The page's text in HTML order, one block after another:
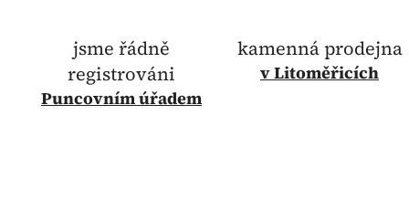
jsme řádně
registrováni
Puncovním úřadem
kamenná prodejna
v Litoměřicích